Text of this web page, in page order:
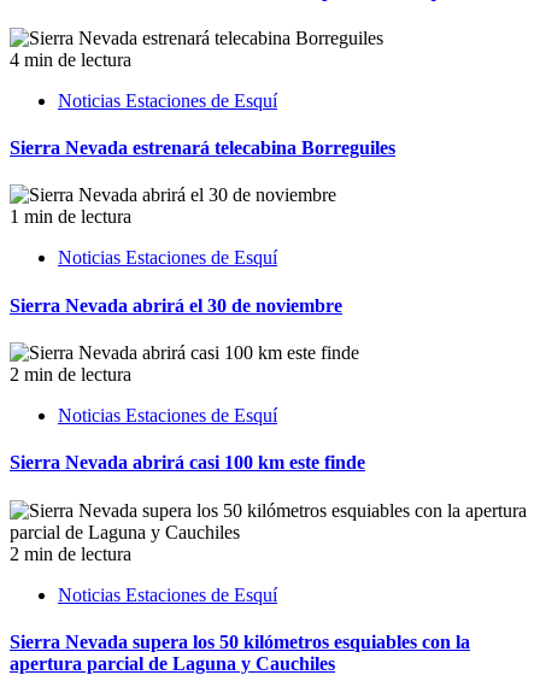
4 min de lectura
Noticias Estaciones de Esquí
Sierra Nevada estrenará telecabina Borreguiles
1 min de lectura
Noticias Estaciones de Esquí
Sierra Nevada abrirá el 30 de noviembre
2 min de lectura
Noticias Estaciones de Esquí
Sierra Nevada abrirá casi 100 km este finde
2 min de lectura
Noticias Estaciones de Esquí
Sierra Nevada supera los 50 kilómetros esquiables con la
apertura parcial de Laguna y Cauchiles